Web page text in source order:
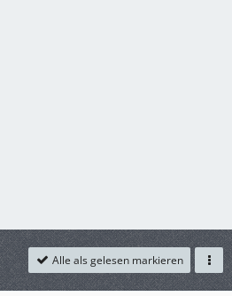
Alle als gelesen markieren